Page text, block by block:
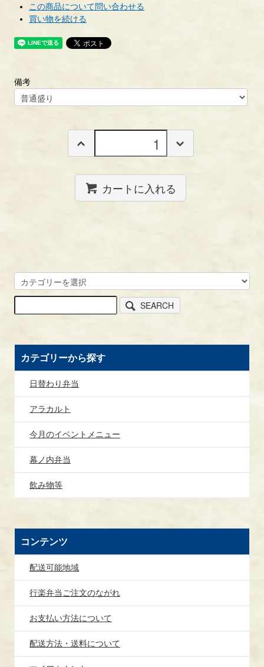
この商品について問い合わせる
買い物を続ける
備考
カートに入れる
SEARCH
カテゴリーから探す
日替わり弁当
アラカルト
今月のイベントメニュー
幕ノ内弁当
飲み物等
コンテンツ
配送可能地域
行楽弁当ご注文のながれ
お支払い方法について
配送方法・送料について